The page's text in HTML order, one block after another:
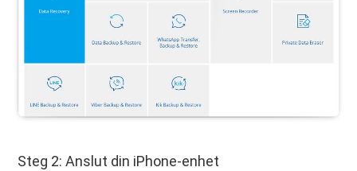
Steg 2: Anslut din iPhone-enhet